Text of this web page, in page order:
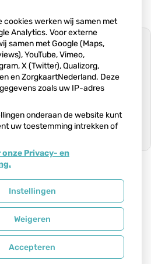
toestemming gegeven
die nodig is om dit
wijzigen
Online|Beheer
Bezoek
onze
facebook
pagina
instellingen
begin
de
cookies werken wij samen met
Analytics. Voor externe
samen met Google (Maps,
YouTube, Vimeo,
X (Twitter), Qualizorg,
en ZorgkaartNederland. Deze
zoals uw IP-adres
onderaan de website kunt
uw toestemming intrekken of
onze Privacy- en
Instellingen
Weigeren
Accepteren